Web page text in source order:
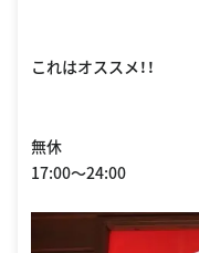
これはオススメ！！
無休
17:00〜24:00